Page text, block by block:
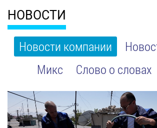
НОВОСТИ
Новости компании
Микс
Слово о словах